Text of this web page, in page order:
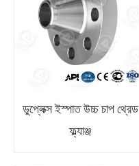
ডুপ্লেক্স ইস্পাত উচ্চ চাপ থ্রেড
ফ্ল্যাঞ্জ